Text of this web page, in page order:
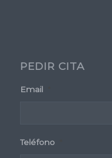
PEDIR CITA
Email
Teléfono